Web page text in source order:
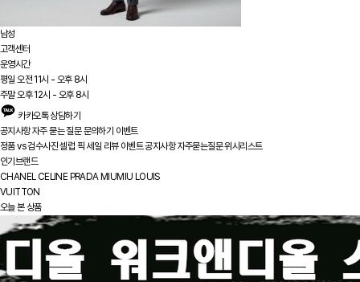
남성
고객센터
운영시간
평일 오전 11시 - 오후 8시
주말 오후 12시 - 오후 8시
카카오톡 상담하기
공지사항자주 묻는 질문문의하기 이벤트
정품 vs검수사진셀럽 픽 세일 리뷰 이벤트공지사항 자주묻는질문위시리스트
인기브랜드
CHANEL CELINE PRADA MIUMIU LOUIS
VUITTON
오늘 본 상품